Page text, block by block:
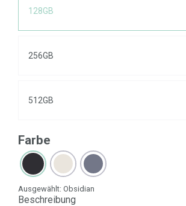
128GB
256GB
512GB
Farbe
Ausgewählt: Obsidian
Beschreibung